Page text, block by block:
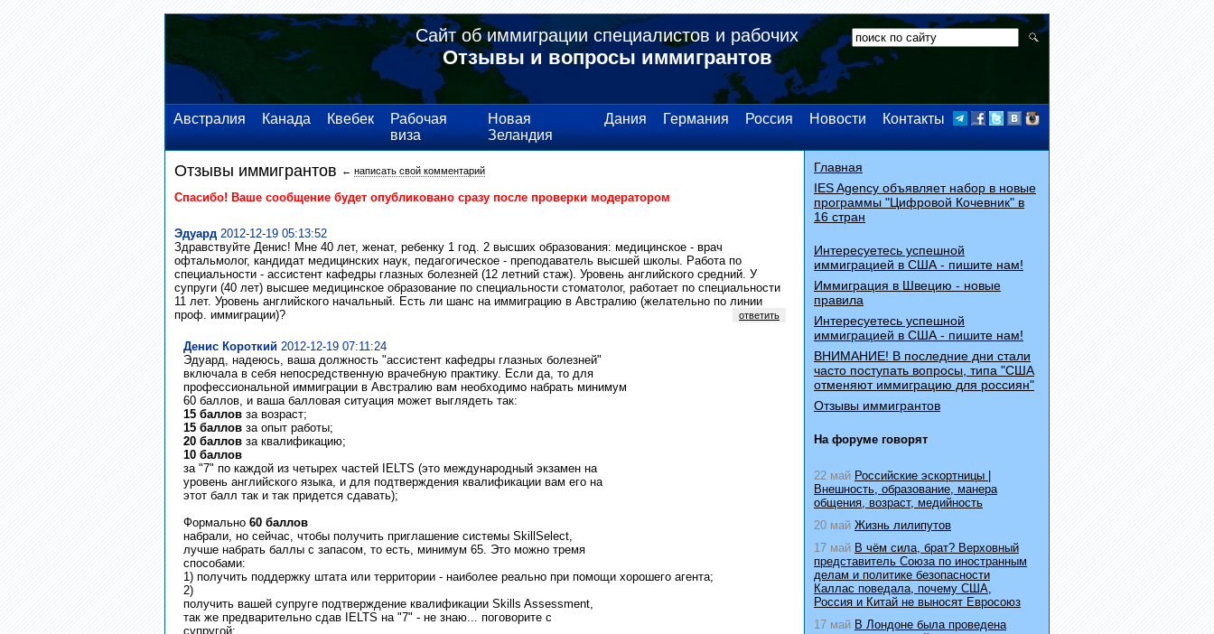
Сайт об иммиграции специалистов и рабочих
Отзывы и вопросы иммигрантов
Австралия Канада Квебек
Рабочая
виза
Новая
Зеландия
Дания Германия Россия Новости Контакты
Отзывы иммигрантов ← написать свой комментарий
Спасибо! Ваше сообщение будет опубликовано сразу после проверки модератором
Эдуард 2012-12-19 05:13:52
Здравствуйте Денис! Мне 40 лет, женат, ребенку 1 год. 2 высших образования: медицинское - врач
офтальмолог, кандидат медицинских наук, педагогическое - преподаватель высшей школы. Работа по
специальности - ассистент кафедры глазных болезней (12 летний стаж). Уровень английского средний. У
супруги (40 лет) высшее медицинское образование по специальности стоматолог, работает по специальности
11 лет. Уровень английского начальный. Есть ли шанс на иммиграцию в Австралию (желательно по линии
проф. иммиграции)?
ответить
Денис Короткий 2012-12-19 07:11:24
Эдуард, надеюсь, ваша должность "ассистент кафедры глазных болезней"
включала в себя непосредственную врачебную практику. Если да, то для
профессиональной иммиграции в Австралию вам необходимо набрать минимум
60 баллов, и ваша балловая ситуация может выглядеть так:
15 баллов за возраст;
15 баллов за опыт работы;
20 баллов за квалификацию;
10 баллов
за "7" по каждой из четырех частей IELTS (это международный экзамен на
уровень английского языка, и для подтверждения квалификации вам его на
этот балл так и так придется сдавать);
Формально 60 баллов
набрали, но сейчас, чтобы получить приглашение системы SkillSelect,
лучше набрать баллы с запасом, то есть, минимум 65. Это можно тремя
способами:
1) получить поддержку штата или территории - наиболее реально при помощи хорошего агента;
2)
получить вашей супруге подтверждение квалификации Skills Assessment,
так же предварительно сдав IELTS на "7" - не знаю... поговорите с
супругой;
Главная
IES Agency объявляет набор в новые
программы "Цифровой Кочевник" в
16 стран
Интересуетесь успешной
иммиграцией в США - пишите нам!
Иммиграция в Швецию - новые
правила
Интересуетесь успешной
иммиграцией в США - пишите нам!
ВНИМАНИЕ! В последние дни стали
часто поступать вопросы, типа "США
отменяют иммиграцию для россиян"
Отзывы иммигрантов
На форуме говорят
22 май Российские эскортницы |
Внешность, образование, манера
общения, возраст, медийность
20 май Жизнь лилипутов
17 май В чём сила, брат? Верховный
представитель Союза по иностранным
делам и политике безопасности
Каллас поведала, почему США,
Россия и Китай не выносят Евросоюз
17 май В Лондоне была проведена